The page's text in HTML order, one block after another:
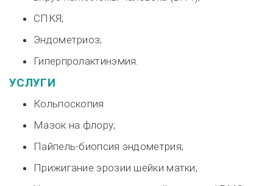
СПКЯ;
Эндометриоз;
Гиперпролактинэмия.
УСЛУГИ
Кольпоскопия
Мазок на флору;
Пайпель-биопсия эндометрия;
Прижигание эрозии шейки матки;